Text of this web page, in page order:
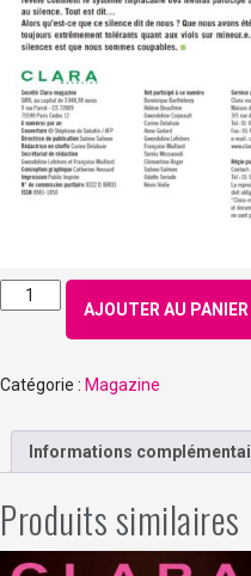
quantité
de
-
2020
AJOUTER AU PANIER
Catégorie : Magazine
Informations
Produits similaires